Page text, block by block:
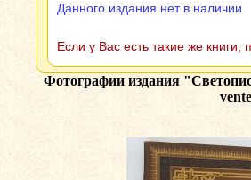
Данного издания нет в наличии
Если у Вас есть такие же книги,
Фотографии издания